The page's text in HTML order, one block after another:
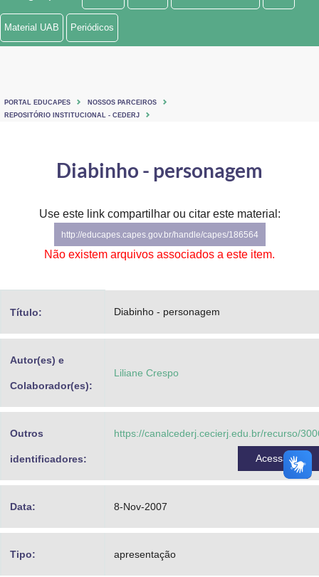
Ministério de Minas e Energia
Ministério do Turismo
Controladoria-Geral da União
Advocacia-Geral da União
Banco Central do Brasil
Material UAB Periódicos
PORTAL EDUCAPES
NOSSOS PARCEIROS
REPOSITÓRIO INSTITUCIONAL - CEDERJ
Diabinho - personagem
Use este link compartilhar ou citar este material:
http://educapes.capes.gov.br/handle/capes/186564
Não existem arquivos associados a este item.
Título: Diabinho - personagem
Autor(es) e
Colaborador(es):
Liliane Crespo
Outros
identificadores:
https://canalcederj.cecierj.edu.br/recurso/
Acessar
Data: 8-Nov-2007
Tipo: apresentação